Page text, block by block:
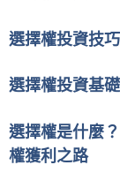
選擇權投資技
選擇權投資基
選擇權是什麼
權獲利之路